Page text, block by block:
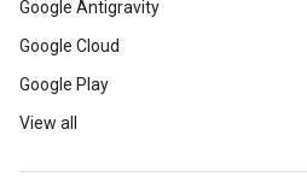
Google Antigravity
Google Cloud
Google Play
View all